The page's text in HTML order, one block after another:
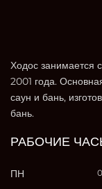
Ходос занимается
2001 года.
саун и бань,
бань.
РАБОЧИЕ
ПН